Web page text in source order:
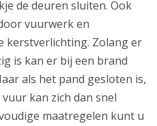
de deuren sluiten. Ook
vuurwerk en
kerstverlichting. Zolang er
is kan er bij een brand
als het pand gesloten is,
kan zich dan snel
maatregelen kunt u